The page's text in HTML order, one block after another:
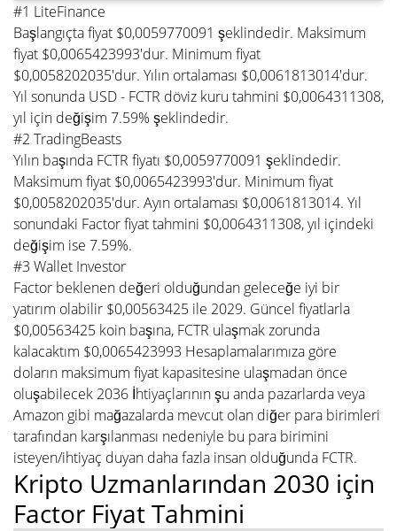
#1 LiteFinance
Başlangıçta fiyat $0,0059770091 şeklindedir. Maksimum
fiyat $0,0065423993'dur. Minimum fiyat
$0,0058202035'dur. Yılın ortalaması $0,0061813014'dur.
Yıl sonunda USD - FCTR döviz kuru tahmini $0,0064311308,
yıl için değişim 7.59% şeklindedir.
#2 TradingBeasts
Yılın başında FCTR fiyatı $0,0059770091 şeklindedir.
Maksimum fiyat $0,0065423993'dur. Minimum fiyat
$0,0058202035'dur. Ayın ortalaması $0,0061813014. Yıl
sonundaki Factor fiyat tahmini $0,0064311308, yıl içindeki
değişim ise 7.59%.
#3 Wallet Investor
Factor beklenen değeri olduğundan geleceğe iyi bir
yatırım olabilir $0,00563425 ile 2029. Güncel fiyatlarla
$0,00563425 koin başına, FCTR ulaşmak zorunda
kalacaktım $0,0065423993 Hesaplamalarımıza göre
doların maksimum fiyat kapasitesine ulaşmadan önce
oluşabilecek 2036 İhtiyaçlarının şu anda pazarlarda veya
Amazon gibi mağazalarda mevcut olan diğer para birimleri
tarafından karşılanması nedeniyle bu para birimini
isteyen/ihtiyaç duyan daha fazla insan olduğunda FCTR.
Kripto Uzmanlarından 2030 için
Factor Fiyat Tahmini